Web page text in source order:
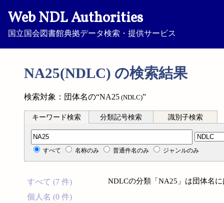
Web NDL Authorities
国立国会図書館典拠データ検索・提供サービス
NA25(NDLC) の検索結果
検索対象：団体名の“NA25 (NDLC)”
キーワード検索 分類記号検索 識別子検索
分類記号検索
すべて 名称のみ 普通件名のみ ジャンルのみ
すべて (7 件)
個人名 (0 件)
NDLCの分類「NA25」は団体名